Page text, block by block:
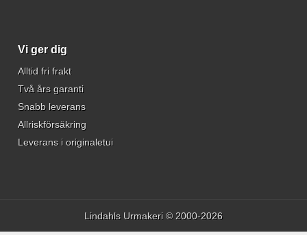
Vi ger dig
Alltid fri frakt
Två års garanti
Snabb leverans
Allriskförsäkring
Leverans i originaletui
Lindahls Urmakeri © 2000-2026